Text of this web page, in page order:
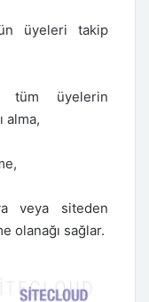
üyeleri takip
tüm üyelerin
alma,
veya siteden
olanağı sağlar.